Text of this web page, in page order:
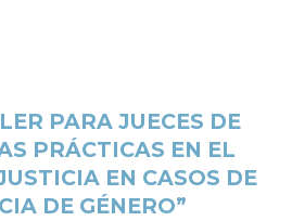
PARA JUECES DE
PRÁCTICAS EN EL
EN CASOS DE
DE GÉNERO”